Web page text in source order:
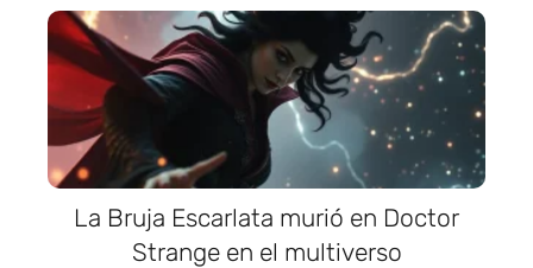
La Bruja Escarlata murió en Doctor
Strange en el multiverso